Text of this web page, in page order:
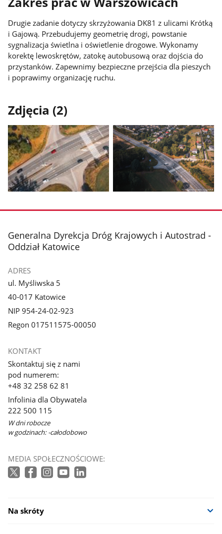
Drugie zadanie dotyczy skrzyżowania DK81 z ulicami Krótką
i Gajową. Przebudujemy geometrię drogi, powstanie
sygnalizacja świetlna i oświetlenie drogowe. Wykonamy
korektę lewoskrętów, zatokę autobusową oraz dojścia do
przystanków. Zapewnimy bezpieczne przejścia dla pieszych
i poprawimy organizację ruchu.
Zdjęcia (2)
zdjęcie
galerii.
zdjęcie
galerii.
stopka
Generalna Dyrekcja Dróg Krajowych i Autostrad -
Oddział Katowice
ADRES
ul. Myśliwska 5
40-017 Katowice
NIP 954-24-02-923
Regon 017511575-00050
KONTAKT
Skontaktuj się z nami
pod numerem:
+48 32 258 62 81
Infolinia dla Obywatela
222 500 115
W dni robocze
w godzinach: -całodobowo
MEDIA SPOŁECZNOŚCIOWE:
Na skróty